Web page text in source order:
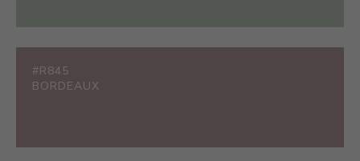
#R845
BORDEAUX